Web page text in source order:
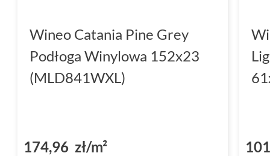
Wineo Catania Pine Grey
Podłoga Winylowa 152x23
(MLD841WXL)
174,96 zł/m²